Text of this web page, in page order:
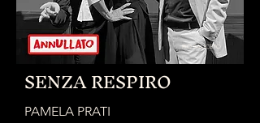
RIO SALICETO
SENZA RESPIRO
PAMELA PRATI